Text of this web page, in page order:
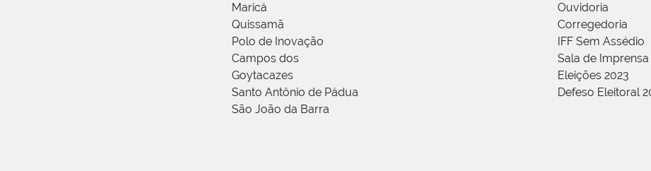
Maricá
Quissamã
Polo de Inovação
Campos dos
Goytacazes
Santo Antônio de Pádua
São João da Barra
Ouvidoria
Corregedoria
IFF Sem Assédio
Sala de
Eleições 2023
Defeso Eleitoral